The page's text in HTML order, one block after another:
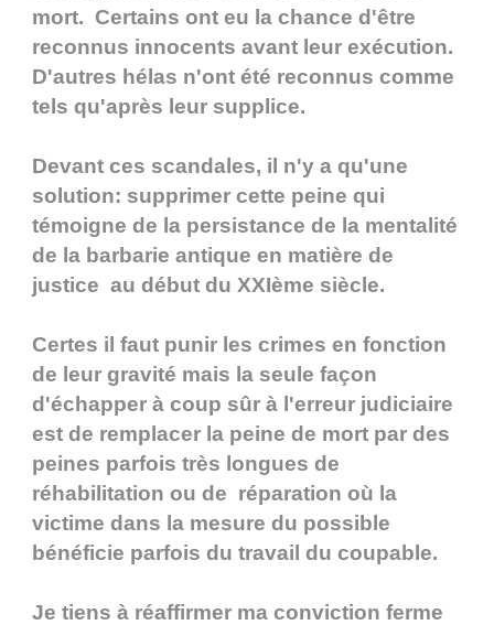
mort. Certains ont eu la chance d'être
reconnus innocents avant leur exécution.
D'autres hélas n'ont été reconnus comme
tels qu'après leur supplice.
Devant ces scandales, il n'y a qu'une
solution: supprimer cette peine qui
témoigne de la persistance de la mentalité
de la barbarie antique en matière de
justice au début du XXIème siècle.
Certes il faut punir les crimes en fonction
de leur gravité mais la seule façon
d'échapper à coup sûr à l'erreur judiciaire
est de remplacer la peine de mort par des
peines parfois très longues de
réhabilitation ou de réparation où la
victime dans la mesure du possible
bénéficie parfois du travail du coupable.
Je tiens à réaffirmer ma conviction ferme